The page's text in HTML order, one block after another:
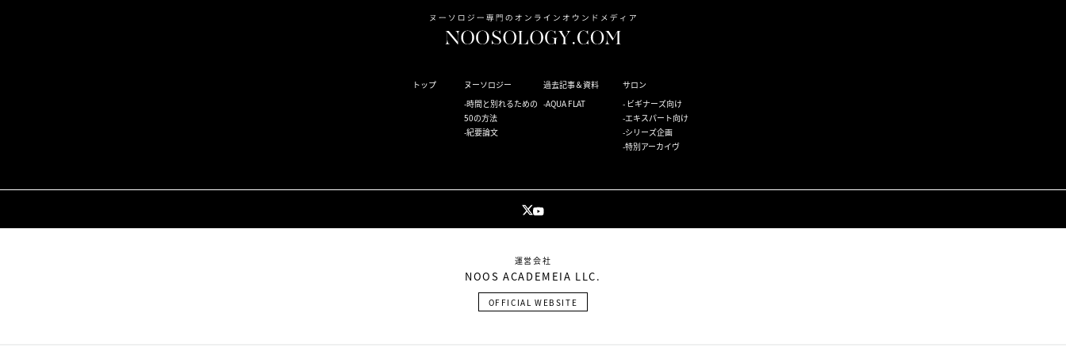
トップ
ヌーソロジー
時間と別れるための
50の方法
紀要論文
過去記事＆資料
AQUA FLAT
サロン
ビギナーズ向け
エキスパート向け
シリーズ企画
特別アーカイヴ
運営会社
NOOS ACADEMEIA LLC.
OFFICIAL WEBSITE